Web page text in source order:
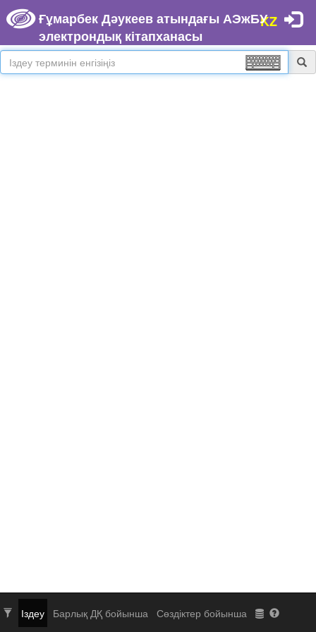
KZ
Ғұмарбек Дәукеев атындағы АЭжБУ
электрондық кітапханасы
Іздеу Барлық ДҚ бойынша Сөздіктер бойынша